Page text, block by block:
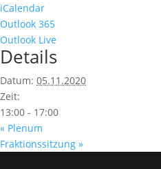
iCalendar
Outlook 365
Outlook Live
Details
Datum: 05.11.2020
Zeit:
13:00 - 17:00
« Plenum
Fraktionssitzung »